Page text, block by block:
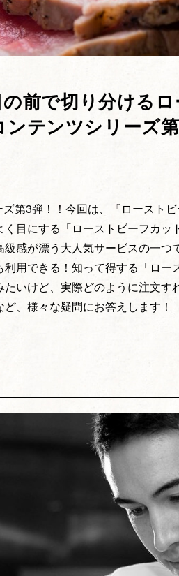
前で切り分ける
テンツシリーズ
第3弾！！今回は、『ロースト
目にする「ローストビーフカ
感が漂う大人気サービスの一つ
用できる！知って得する「ロー
いけど、実際どのように注文
、様々な疑問にお答えします！